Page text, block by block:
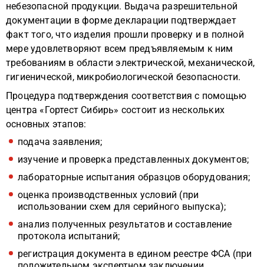
небезопасной продукции. Выдача разрешительной
документации в форме декларации подтверждает
факт того, что изделия прошли проверку и в полной
мере удовлетворяют всем предъявляемым к ним
требованиям в области электрической, механической,
гигиенической, микробиологической безопасности.
Процедура подтверждения соответствия с помощью
центра «Гортест Сибирь» состоит из нескольких
основных этапов:
подача заявления;
изучение и проверка представленных документов;
лабораторные испытания образцов оборудования;
оценка производственных условий (при
использовании схем для серийного выпуска);
анализ полученных результатов и составление
протокола испытаний;
регистрация документа в едином реестре ФСА (при